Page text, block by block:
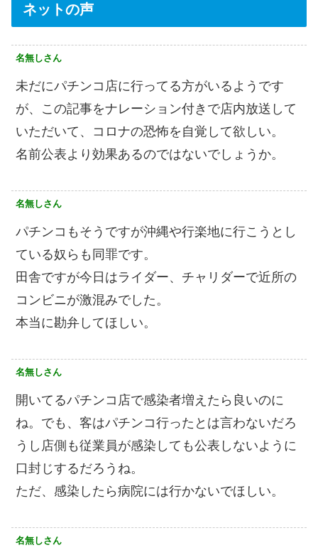
ネットの声
名無しさん
未だにパチンコ店に行ってる方がいるようです
が、この記事をナレーション付きで店内放送して
いただいて、コロナの恐怖を自覚して欲しい。
名前公表より効果あるのではないでしょうか。
名無しさん
パチンコもそうですが沖縄や行楽地に行こうとし
ている奴らも同罪です。
田舎ですが今日はライダー、チャリダーで近所の
コンビニが激混みでした。
本当に勘弁してほしい。
名無しさん
開いてるパチンコ店で感染者増えたら良いのに
ね。でも、客はパチンコ行ったとは言わないだろ
うし店側も従業員が感染しても公表しないように
口封じするだろうね。
ただ、感染したら病院には行かないでほしい。
名無しさん